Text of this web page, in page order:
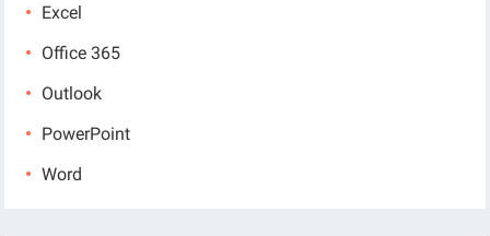
Excel
Office 365
Outlook
PowerPoint
Word